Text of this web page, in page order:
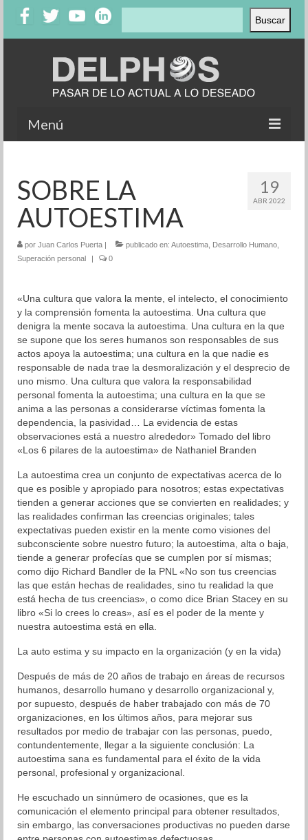
Buscar
Buscar
Menú
Nosotros
Productos
Clientes
Casos de éxito
Blog
Aprendizaje
Autoestima
Cambio
Coaching
Colaboración
Comunicación
Cultura General
Desarrollo Humano
Liderazgo
Neurociencia
Resultados
Superación personal
Contacto
19
ABR 2022
SOBRE LA
AUTOESTIMA
por Juan Carlos Puerta | publicado en: Autoestima Desarrollo Humano
Superación personal
| 0
«Una cultura que valora la mente, el intelecto, el conocimiento
y la comprensión fomenta la autoestima. Una cultura que
denigra la mente socava la autoestima. Una cultura en la que
se supone que los seres humanos son responsables de sus
actos apoya la autoestima; una cultura en la que nadie es
responsable de nada trae la desmoralización y el desprecio de
uno mismo. Una cultura que valora la responsabilidad
personal fomenta la autoestima; una cultura en la que se
anima a las personas a considerarse víctimas fomenta la
dependencia, la pasividad… La evidencia de estas
observaciones está a nuestro alrededor» Tomado del libro
«Los 6 pilares de la autoestima» de Nathaniel Branden
La autoestima crea un conjunto de expectativas acerca de lo
que es posible y apropiado para nosotros; estas expectativas
tienden a generar acciones que se convierten en realidades; y
las realidades confirman las creencias originales; tales
expectativas pueden existir en la mente como visiones del
subconsciente sobre nuestro futuro; la autoestima, alta o baja,
tiende a generar profecías que se cumplen por sí mismas;
como dijo Richard Bandler de la PNL «No son tus creencias
las que están hechas de realidades, sino tu realidad la que
está hecha de tus creencias», o como dice Brian Stacey en su
libro «Si lo crees lo creas», así es el poder de la mente y
nuestra autoestima está en ella.
La auto estima y su impacto en la organización (y en la vida)
Después de más de 20 años de trabajo en áreas de recursos
humanos, desarrollo humano y desarrollo organizacional y,
por supuesto, después de haber trabajado con más de 70
organizaciones, en los últimos años, para mejorar sus
resultados por medio de trabajar con las personas, puedo,
contundentemente, llegar a la siguiente conclusión: La
autoestima sana es fundamental para el éxito de la vida
personal, profesional y organizacional.
He escuchado un sinnúmero de ocasiones, que es la
comunicación el elemento principal para obtener resultados,
sin embargo, las conversaciones productivas no pueden darse